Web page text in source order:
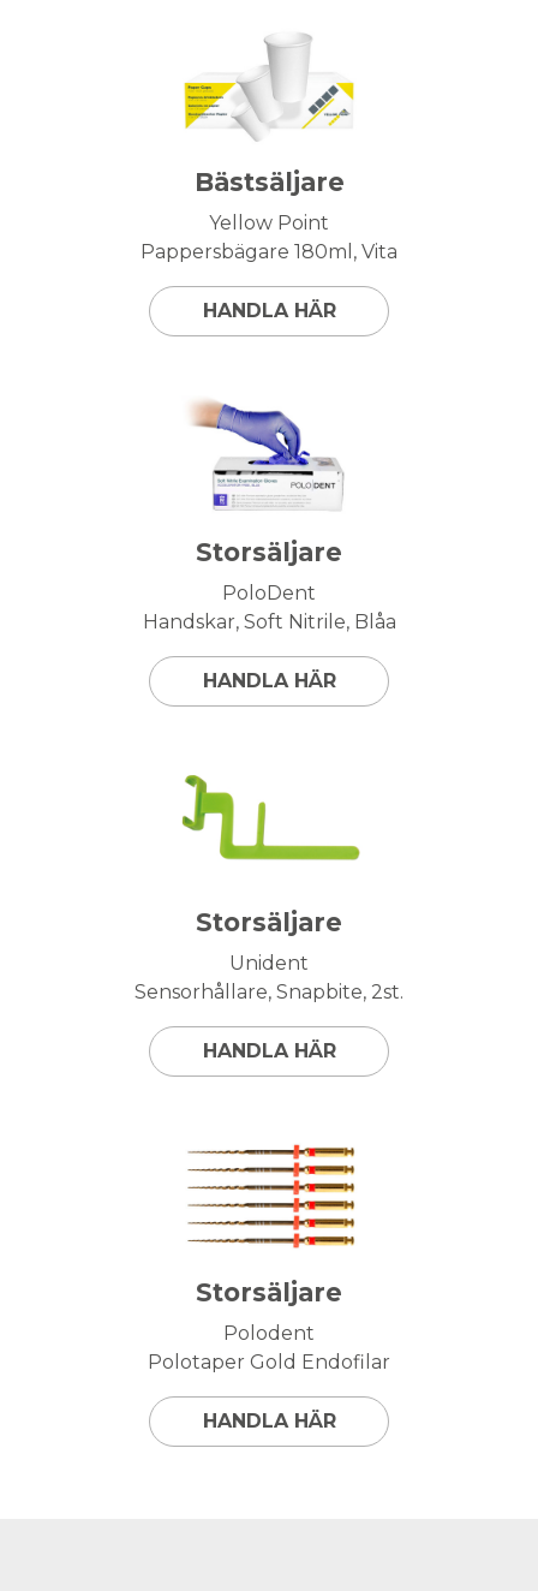
Bästsäljare
Yellow Point
Pappersbägare 180ml, Vita
HANDLA HÄR
Storsäljare
PoloDent
Handskar, Soft Nitrile, Blåa
HANDLA HÄR
Storsäljare
Unident
Sensorhållare, Snapbite, 2st.
HANDLA HÄR
Storsäljare
Polodent
Polotaper Gold Endofilar
HANDLA HÄR